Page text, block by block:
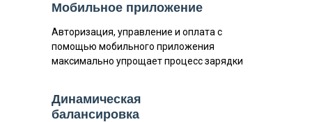
Динамическая
балансировка
Мобильное приложение
Авторизация, управление и оплата с
помощью мобильного приложения
максимально упрощает процесс зарядки